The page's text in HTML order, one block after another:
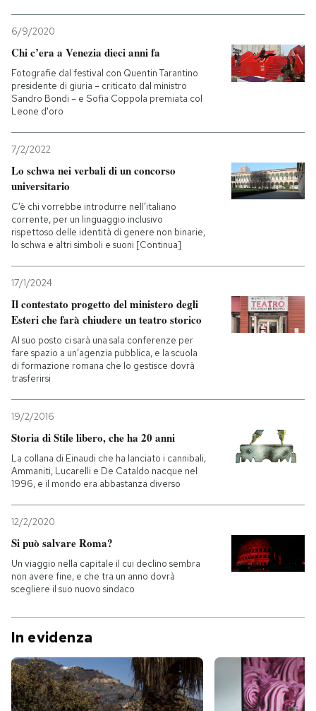
6/9/2020
Chi c’era a Venezia dieci anni fa
Fotografie dal festival con Quentin Tarantino
presidente di giuria – criticato dal ministro
Sandro Bondi – e Sofia Coppola premiata col
Leone d'oro
7/2/2022
Lo schwa nei verbali di un concorso
universitario
C’è chi vorrebbe introdurre nell’italiano
corrente, per un linguaggio inclusivo
rispettoso delle identità di genere non binarie,
lo schwa e altri simboli e suoni [Continua]
17/1/2024
Il contestato progetto del ministero degli
Esteri che farà chiudere un teatro storico
Al suo posto ci sarà una sala conferenze per
fare spazio a un’agenzia pubblica, e la scuola
di formazione romana che lo gestisce dovrà
trasferirsi
19/2/2016
Storia di Stile libero, che ha 20 anni
La collana di Einaudi che ha lanciato i cannibali,
Ammaniti, Lucarelli e De Cataldo nacque nel
1996, e il mondo era abbastanza diverso
12/2/2020
Si può salvare Roma?
Un viaggio nella capitale il cui declino sembra
non avere fine, e che tra un anno dovrà
scegliere il suo nuovo sindaco
In evidenza